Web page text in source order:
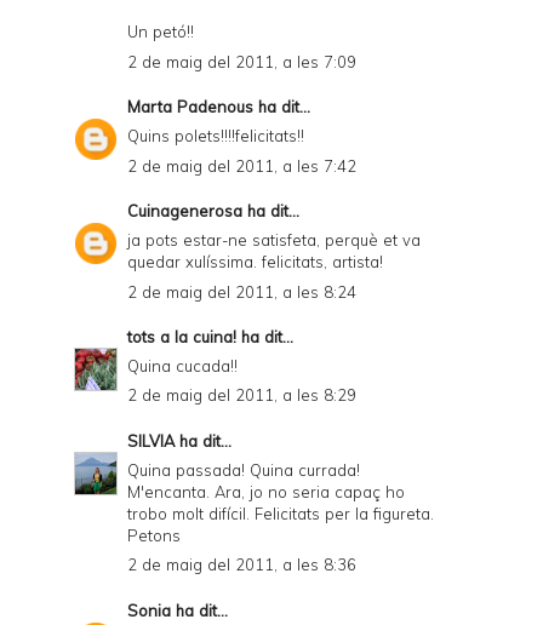
Un petó!!
2 de maig del 2011, a les 7:09
Marta Padenous ha dit...
Quins polets!!!!felicitats!!
2 de maig del 2011, a les 7:42
Cuinagenerosa ha dit...
ja pots estar-ne satisfeta, perquè et va
quedar xulíssima. felicitats, artista!
2 de maig del 2011, a les 8:24
tots a la cuina! ha dit...
Quina cucada!!
2 de maig del 2011, a les 8:29
SILVIAha dit...
Quina passada! Quina currada!
M'encanta. Ara, jo no seria capaç ho
trobo molt difícil. Felicitats per la figureta.
Petons
2 de maig del 2011, a les 8:36
Sonia ha dit...